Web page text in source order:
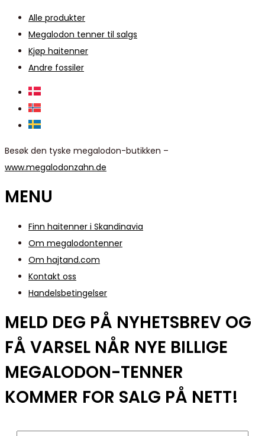
Alle produkter
Megalodon tenner til salgs
Kjøp haitenner
Andre fossiler
Besøk den tyske megalodon-butikken –
www.megalodonzahn.de
MENU
Finn haitenner i Skandinavia
Om megalodontenner
Om hajtand.com
Kontakt oss
Handelsbetingelser
MELD DEG PÅ NYHETSBREV OG
FÅ VARSEL NÅR NYE BILLIGE
MEGALODON-TENNER
KOMMER FOR SALG PÅ NETT!